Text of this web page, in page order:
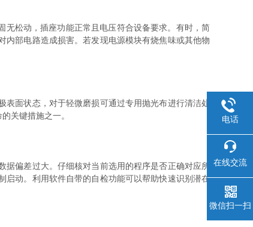
松动，插座功能正常且电压符合设备要求。有时，简
部电路造成损害。若发现电源模块有烧焦味或其他物
面状态，对于轻微磨损可通过专用抛光布进行清洁处
关键措施之一。
偏差过大。仔细核对当前选用的程序是否正确对应所
启动。利用软件自带的自检功能可以帮助快速识别潜在
电话
在线交流
微信扫一扫